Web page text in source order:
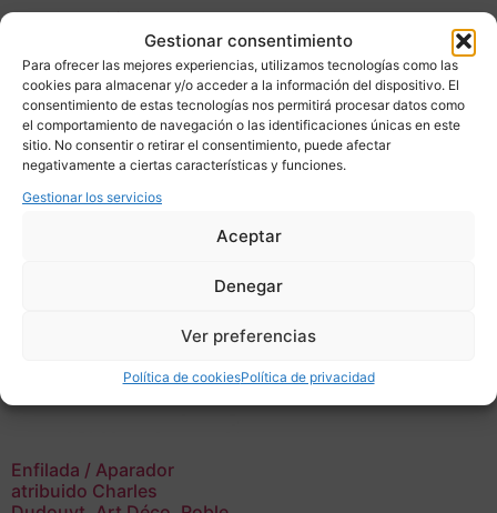
Gestionar consentimiento
Para ofrecer las mejores experiencias, utilizamos tecnologías como las
cookies para almacenar y/o acceder a la información del dispositivo. El
consentimiento de estas tecnologías nos permitirá procesar datos como
el comportamiento de navegación o las identificaciones únicas en este
sitio. No consentir o retirar el consentimiento, puede afectar
negativamente a ciertas características y funciones.
Gestionar los servicios
Aceptar
Denegar
Ver preferencias
Política de cookiesPolítica de privacidad
Consultar precio
Adquirir
Add To Compare
2.780,00€
Adquirir
Add To Compare
Enfilada / Aparador
atribuido Charles